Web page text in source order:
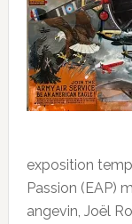
exposition
Passion (EAP)
angevin, Joël